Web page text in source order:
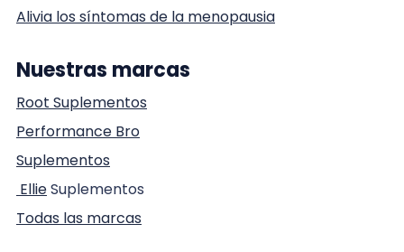
Alivia los síntomas de la menopausia
Nuestras marcas
Root Suplementos
Performance Bro
Suplementos
EllieSuplementos
Todas las marcas